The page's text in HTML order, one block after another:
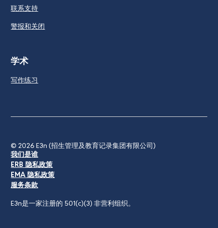
联系支持
警报和关闭
学术
写作练习
© 2026E3n (招生管理及教育记录集团有限公司)
我们是谁
ERB 隐私政策
EMA 隐私政策
服务条款
E3n是一家注册的 501(c)(3) 非营利组织。